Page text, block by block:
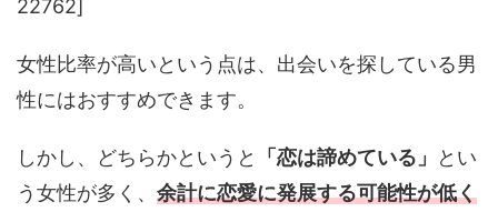
22762]
女性比率が高いという点は、出会いを探している男
性にはおすすめできます。
しかし、どちらかというと 「恋は諦めている」
とい
う女性が多く、 余計に恋愛に発展する可能性が低く